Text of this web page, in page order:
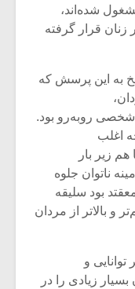
شده‌اند،
زنان قرار گرفته
به این پرسش که
شخصی روبه‌رو بود.
اغلب
زیر بار
ناتوان جلوه
بود سلیقه
و بالاتر از مردان
و
زیادی را در